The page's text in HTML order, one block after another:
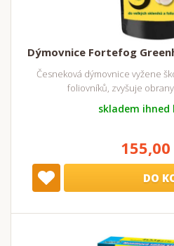
Dýmovnice Fortefog
Česneková dýmovnice vyžene
foliovníků, zvyšuje
skladem ihned
DO